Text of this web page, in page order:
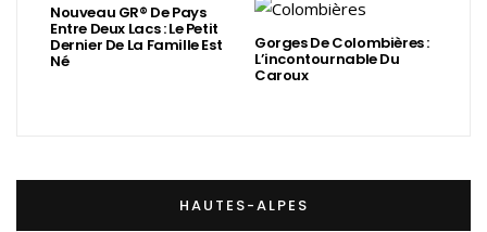
Nouveau GR® De Pays
Entre Deux Lacs : Le Petit
Dernier De La Famille Est
Né
Gorges De Colombières :
L’incontournable Du
Caroux
HAUTES-ALPES